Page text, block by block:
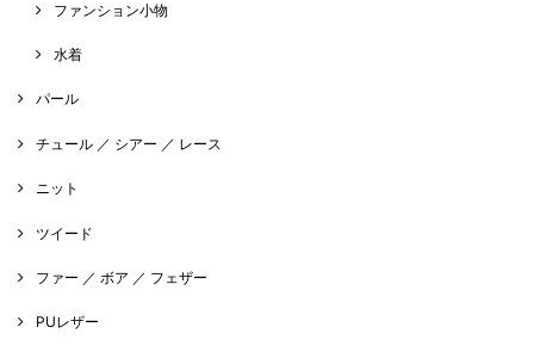
ファンション小物
水着
パール
チュール ／ シアー ／ レース
ニット
ツイード
ファー ／ ボア ／ フェザー
PUレザー